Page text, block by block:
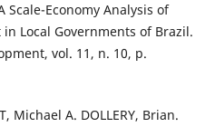
Scale-Economy Analysis of
Local Governments of Brazil.
vol. 11, n. 10, p.
Michael A. DOLLERY, Brian.